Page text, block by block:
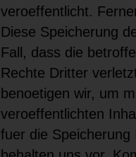
veroeffentlicht.
Diese Speicherung
Fall, dass die
Rechte Dritter
benoetigen wir, um
veroeffentlichten
fuer die